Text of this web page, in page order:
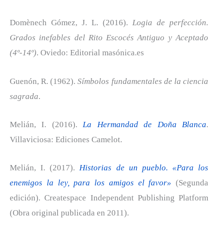
Domènech Gómez, J. L. (2016). Logia de perfección.
Grados inefables del Rito Escocés Antiguo y Aceptado
(4º-14º). Oviedo: Editorial masónica.es
Guenón, R. (1962).Símbolos fundamentales de la ciencia
sagrada.
Melián, I. (2016). La Hermandad de Doña Blanca.
Villaviciosa: Ediciones Camelot.
Melián, I. (2017).Historias de un pueblo. «Para los
enemigos la ley, para los amigos el favor» (Segunda
edición). Createspace Independent Publishing Platform
(Obra original publicada en 2011).